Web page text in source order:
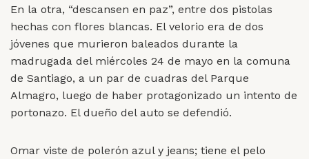
En la otra, “descansen en paz”, entre dos pistolas
hechas con flores blancas. El velorio era de dos
jóvenes que murieron baleados durante la
madrugada del miércoles 24 de mayo en la comuna
de Santiago, a un par de cuadras del Parque
Almagro, luego de haber protagonizado un intento de
portonazo. El dueño del auto se defendió.
Omar viste de polerón azul y jeans; tiene el pelo